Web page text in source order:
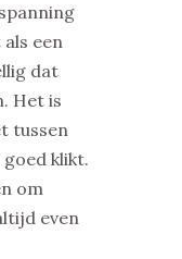
een
dat
Het is
tussen
klikt.
om
even